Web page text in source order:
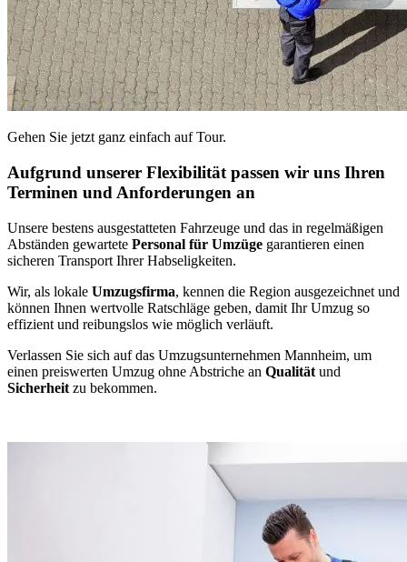
Gehen Sie jetzt ganz einfach auf Tour.
Aufgrund unserer Flexibilität passen wir uns Ihren
Terminen und Anforderungen an
Unsere bestens ausgestatteten Fahrzeuge und das in regelmäßigen
Abständen gewartete Personal für Umzüge garantieren einen
sicheren Transport Ihrer Habseligkeiten.
Wir, als lokale Umzugsfirma, kennen die Region ausgezeichnet und
können Ihnen wertvolle Ratschläge geben, damit Ihr Umzug so
effizient und reibungslos wie möglich verläuft.
Verlassen Sie sich auf das Umzugsunternehmen Mannheim, um
einen preiswerten Umzug ohne Abstriche an Qualität und
Sicherheit zu bekommen.